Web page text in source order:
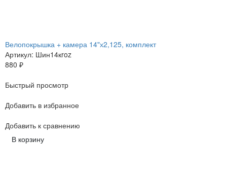
Велопокрышка + камера 14"х2,125, комплект
Артикул: Шин14кroz
880 ₽
Быстрый просмотр
Добавить в избранное
Добавить к сравнению
В корзину